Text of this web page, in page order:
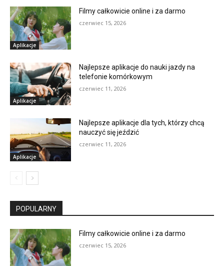
Aplikacje
Filmy całkowicie online i za darmo
czerwiec 15, 2026
Aplikacje
Najlepsze aplikacje do nauki jazdy na
telefonie komórkowym
czerwiec 11, 2026
Aplikacje
Najlepsze aplikacje dla tych, którzy chcą
nauczyć się jeździć
czerwiec 11, 2026
POPULARNY
Filmy całkowicie online i za darmo
czerwiec 15, 2026